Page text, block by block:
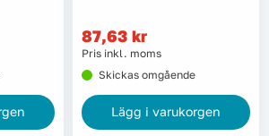
87,63 kr
Pris inkl. moms
Skickas omgående
Lägg i varukorgen